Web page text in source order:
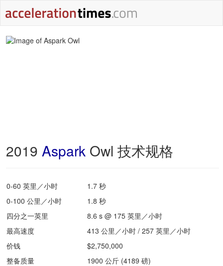
2019 Aspark Owl 技术规格
0-60 英里／小时
1.7 秒
0-100 公里／小时
1.8 秒
四分之一英里
8.6 s @ 175 英里／小时
最高速度
413 公里／小时 / 257 英里／小时
价钱
$2,750,000
整备质量
1900 公斤 (4189 磅)